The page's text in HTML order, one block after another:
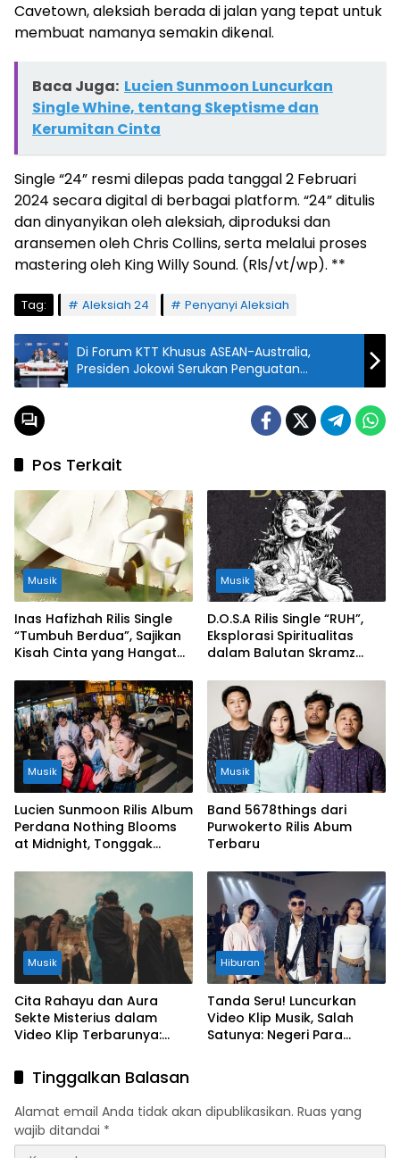
Cavetown, aleksiah berada di jalan yang tepat untuk
membuat namanya semakin dikenal.
Baca Juga: Lucien Sunmoon Luncurkan
Single Whine, tentang Skeptisme dan
Kerumitan Cinta
Single “24” resmi dilepas pada tanggal 2 Februari
2024 secara digital di berbagai platform. “24” ditulis
dan dinyanyikan oleh aleksiah, diproduksi dan
aransemen oleh Chris Collins, serta melalui proses
mastering oleh King Willy Sound. (Rls/vt/wp). **
Tag: Aleksiah 24 Penyanyi Aleksiah
Di Forum KTT Khusus ASEAN-Australia,
Presiden Jokowi Serukan Penguatan
Integrasi Ekonomi
Pos Terkait
Musik
Inas Hafizhah Rilis Single
“Tumbuh Berdua”, Sajikan
Kisah Cinta yang Hangat
Musik
D.O.S.A Rilis Single “RUH”,
Eksplorasi Spiritualitas
dalam Balutan Skramz
Musik
Lucien Sunmoon Rilis Album
Perdana Nothing Blooms
at Midnight, Tonggak
dan Personal
Musik
Band 5678things dari
Purwokerto Rilis Abum
Terbaru
Musik
Cita Rahayu dan Aura
Sekte Misterius dalam
Video Klip Terbarunya:
Hiburan
Tanda Seru! Luncurkan
Video Klip Musik, Salah
Satunya: Negeri Para
Tinggalkan Balasan
Alamat email Anda tidak akan dipublikasikan. Ruas yang
wajib ditandai *